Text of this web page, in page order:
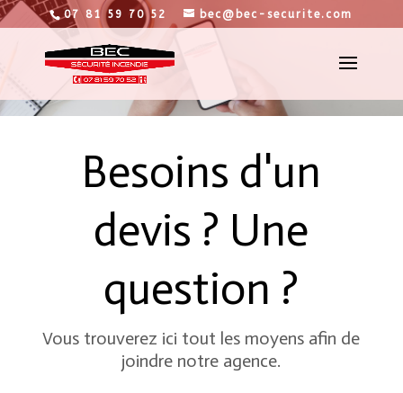
07 81 59 70 52 bec@bec-securite.com
Besoins d'un
devis ? Une
question ?
Vous trouverez ici tout les moyens afin de
joindre notre agence.